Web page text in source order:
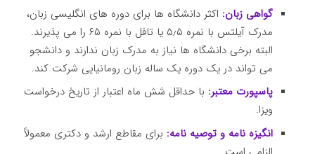
گواهی زبان: اکثر دانشگاه ها برای دوره های انگلیسی زبان،
مدرک آیلتس با نمره ۵٫۵ یا تافل با نمره ۶۵ را می پذیرند.
البته برخی دانشگاه ها نیاز به مدرک زبان ندارند و دانشجو
می تواند در یک دوره یک ساله زبان رومانیایی شرکت کند.
پاسپورت معتبر: با حداقل شش ماه اعتبار از تاریخ درخواست
ویزا.
انگیزه نامه و توصیه نامه: برای مقاطع ارشد و دکتری معمولاً